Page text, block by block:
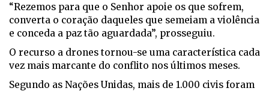
“Rezemos para que o Senhor apoie os que sofrem,
converta o coração daqueles que semeiam a violência
e conceda a paz tão aguardada”, prosseguiu.
O recurso a drones tornou-se uma característica cada
vez mais marcante do conflito nos últimos meses.
Segundo as Nações Unidas, mais de 1.000 civis foram